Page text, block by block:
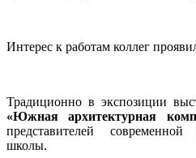
Интерес к работам коллег
Традиционно в экспозиции
«Южная архитектурная
представителей
школы.